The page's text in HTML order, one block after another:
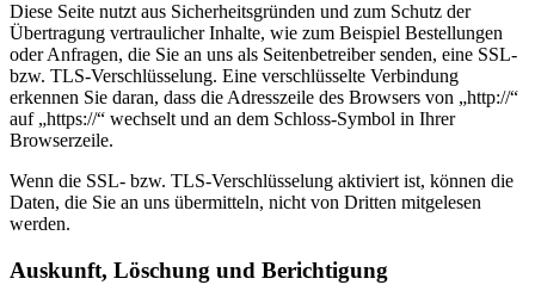
Diese Seite nutzt aus Sicherheitsgründen und zum Schutz der
Übertragung vertraulicher Inhalte, wie zum Beispiel Bestellungen
oder Anfragen, die Sie an uns als Seitenbetreiber senden, eine SSL-
bzw. TLS-Verschlüsselung. Eine verschlüsselte Verbindung
erkennen Sie daran, dass die Adresszeile des Browsers von „http://“
auf „https://“ wechselt und an dem Schloss-Symbol in Ihrer
Browserzeile.
Wenn die SSL- bzw. TLS-Verschlüsselung aktiviert ist, können die
Daten, die Sie an uns übermitteln, nicht von Dritten mitgelesen
werden.
Auskunft, Löschung und Berichtigung